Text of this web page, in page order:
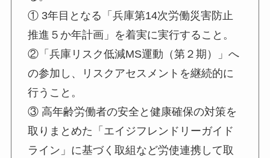
① 3年目となる「兵庫第14次労働災害防止
推進５か年計画」を着実に実行すること。
②「兵庫リスク低減MS運動（第２期）」へ
の参加し、リスクアセスメントを継続的に
行うこと。
③ 高年齢労働者の安全と健康確保の対策を
取りまとめた「エイジフレンドリーガイド
ライン」に基づく取組など労使連携して取